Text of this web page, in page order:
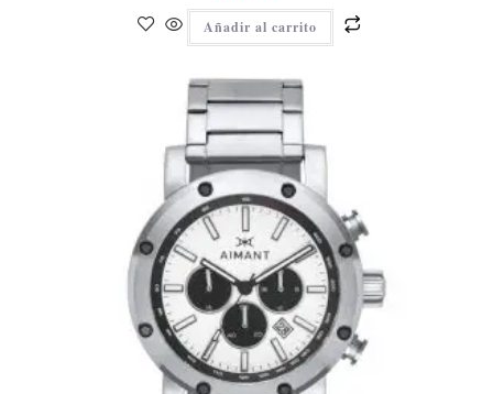
Añadir al carrito